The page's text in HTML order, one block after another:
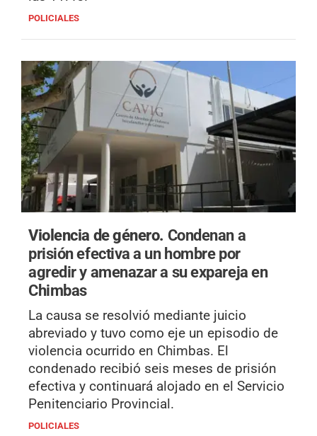
POLICIALES
Violencia de género. Condenan a
prisión efectiva a un hombre por
agredir y amenazar a su expareja en
Chimbas
La causa se resolvió mediante juicio
abreviado y tuvo como eje un episodio de
violencia ocurrido en Chimbas. El
condenado recibió seis meses de prisión
efectiva y continuará alojado en el Servicio
Penitenciario Provincial.
POLICIALES